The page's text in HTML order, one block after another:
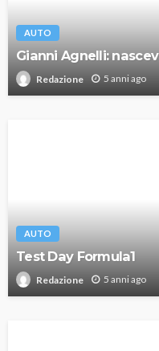
AUTO
Gianni Agnelli:
Redazione 5 anni ago
AUTO
Test Day Formula1
Redazione 5 anni ago